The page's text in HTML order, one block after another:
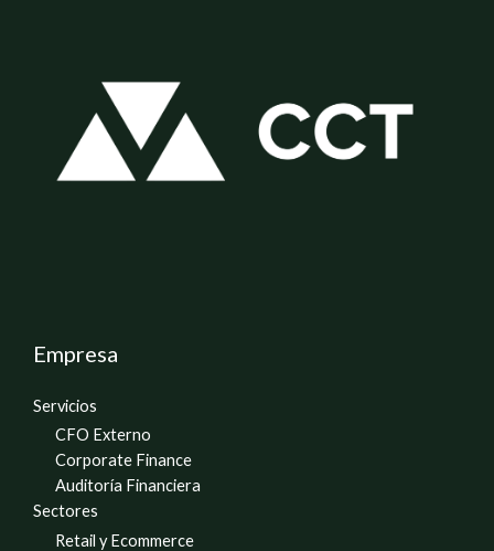
Empresa
Servicios
CFO Externo
Corporate Finance
Auditoría Financiera
Sectores
Retail y Ecommerce